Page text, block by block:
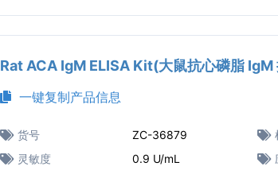
Rat ACA IgM ELISA Kit(大鼠抗心磷脂 IgM
一键复制产品信息
货号 ZC-36879
灵敏度
0.9 U/mL